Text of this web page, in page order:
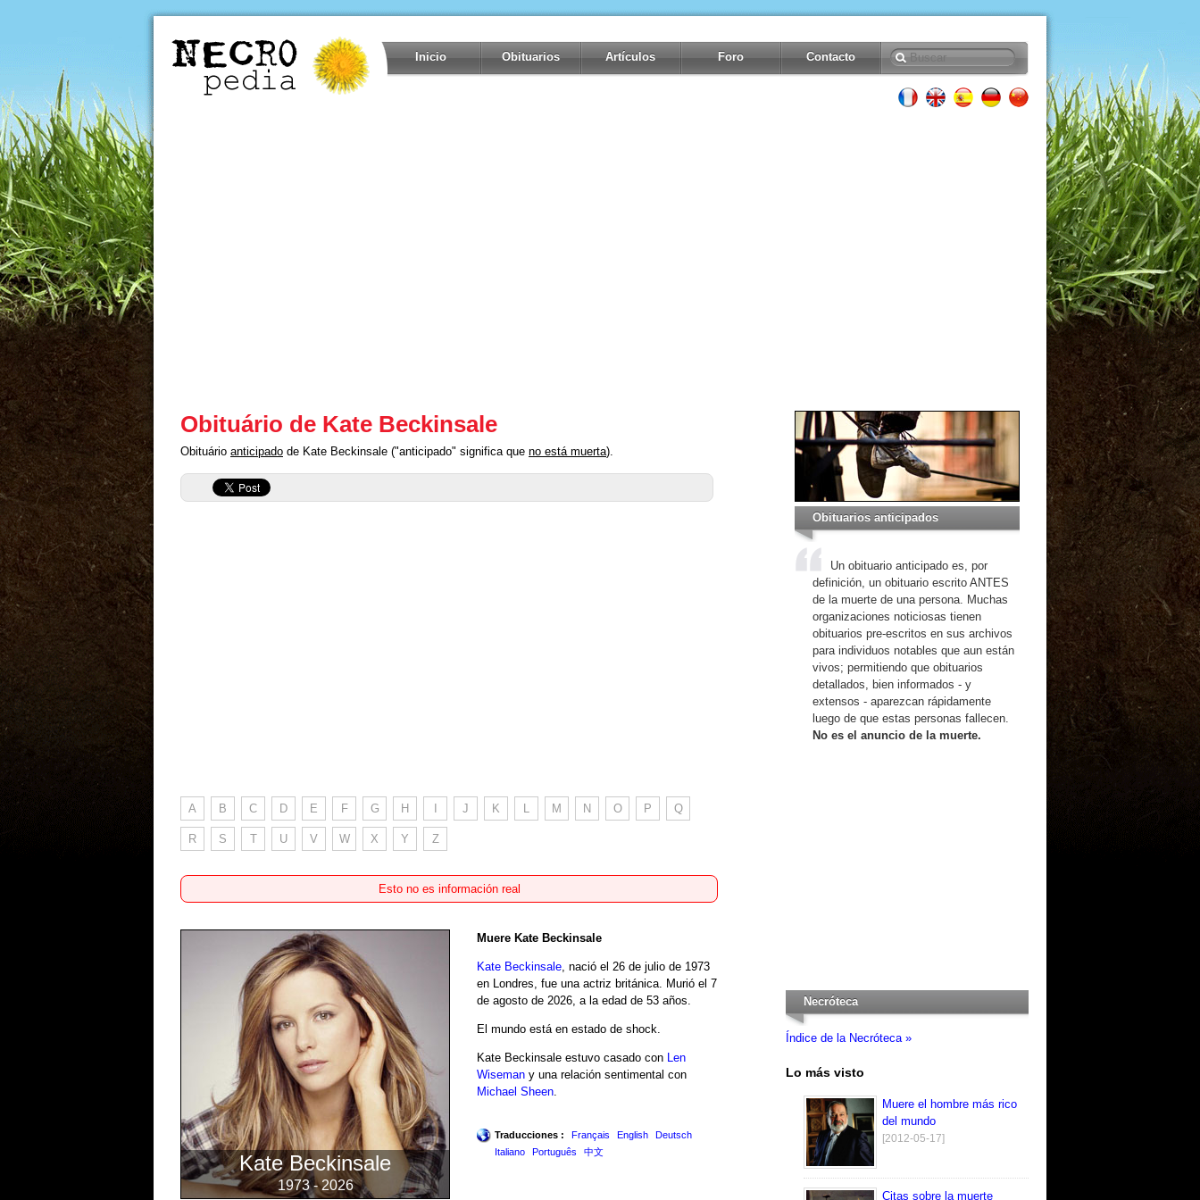
Inicio Obituarios Artículos Foro Contacto
Obituário de Kate Beckinsale
Obituário anticipado de Kate Beckinsale ("anticipado" significa que no está muerta).
A B C D E F G H J K L M N O P Q
R S T U V W X Y Z
Esto no es información real
Kate Beckinsale
1973 - 2026
Muere Kate Beckinsale
Kate Beckinsale , nació el 26 de julio de 1973
en Londres, fue una actriz británica. Murió el 7
de agosto de 2026, a la edad de 53 años.
El mundo está en estado de shock.
Kate Beckinsale estuvo casado con
Len
Wiseman y una relación sentimental con
Michael Sheen
Traducciones : Français English
Deutsch
Italiano
Português 中文
Obituarios anticipados
Un obituario anticipado es, por
definición, un obituario escrito ANTES
de la muerte de una persona. Muchas
organizaciones noticiosas tienen
obituarios pre-escritos en sus archivos
para individuos notables que aun están
vivos; permitiendo que obituarios
detallados, bien informados - y
extensos - aparezcan rápidamente
luego de que estas personas fallecen.
No es el anuncio de la muerte.
Necróteca
Índice de la Necróteca »
Lo más visto
Muere el hombre más rico
del mundo
[2012-05-17]
Citas sobre la muerte